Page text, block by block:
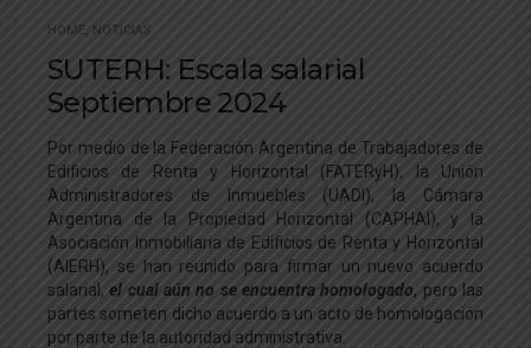
HOME, NOTICIAS
SUTERH: Escala salarial
Septiembre 2024
Por medio de la Federación Argentina de Trabajadores de
Edificios de Renta y Horizontal (FATERyH), la Unión
Administradores de Inmuebles (UADI), la Cámara
Argentina de la Propiedad Horizontal (CAPHAI), y la
Asociación Inmobiliaria de Edificios de Renta y Horizontal
(AIERH), se han reunido para firmar un nuevo acuerdo
salarial,el cual aún no se encuentra homologado, pero las
partes someten dicho acuerdo a un acto de homologación
por parte de la autoridad administrativa.